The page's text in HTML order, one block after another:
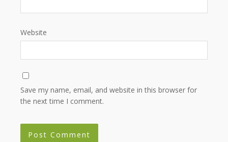
Website
Save my name, email, and website in this browser for
the next time I comment.